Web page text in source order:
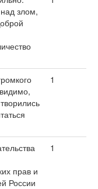
злом,
1
прав и
России
1